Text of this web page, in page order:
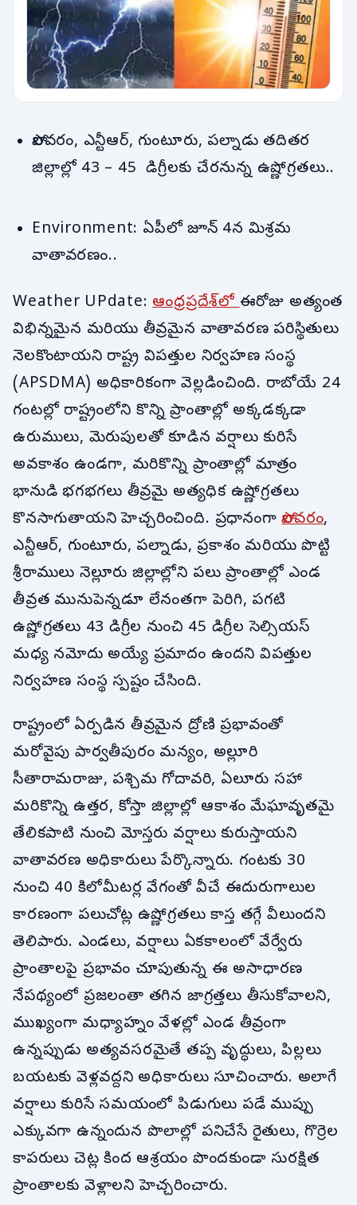
పోలవరం, ఎన్టీఆర్, గుంటూరు, పల్నాడు తదితర
జిల్లాల్లో 43 – 45 డిగ్రీలకు చేరనున్న ఉష్ణోగ్రతలు..
Environment: ఏపీలో జూన్ 4న మిశ్రమ
వాతావరణం..
Weather UPdate:ఆంధ్రప్రదేశ్‌లోఈరోజు అత్యంత
విభిన్నమైన మరియు తీవ్రమైన వాతావరణ పరిస్థితులు
నెలకొంటాయని రాష్ట్ర విపత్తుల నిర్వహణ సంస్థ
(APSDMA) అధికారికంగా వెల్లడించింది. రాబోయే 24
గంటల్లో రాష్ట్రంలోని కొన్ని ప్రాంతాల్లో అక్కడక్కడా
ఉరుములు, మెరుపులతో కూడిన వర్షాలు కురిసే
అవకాశం ఉండగా, మరికొన్ని ప్రాంతాల్లో మాత్రం
భానుడి భగభగలు తీవ్రమై అత్యధిక ఉష్ణోగ్రతలు
కొనసాగుతాయని హెచ్చరించింది. ప్రధానంగాపోలవరం,
ఎన్టీఆర్, గుంటూరు, పల్నాడు, ప్రకాశం మరియు పొట్టి
శ్రీరాములు నెల్లూరు జిల్లాల్లోని పలు ప్రాంతాల్లో ఎండ
తీవ్రత మునుపెన్నడూ లేనంతగా పెరిగి, పగటి
ఉష్ణోగ్రతలు 43 డిగ్రీల నుంచి 45 డిగ్రీల సెల్సియస్
మధ్య నమోదు అయ్యే ప్రమాదం ఉందని విపత్తుల
నిర్వహణ సంస్థ స్పష్టం చేసింది.
రాష్ట్రంలో ఏర్పడిన తీవ్రమైన ద్రోణి ప్రభావంతో
మరోవైపు పార్వతీపురం మన్యం, అల్లూరి
సీతారామరాజు, పశ్చిమ గోదావరి, ఏలూరు సహా
మరికొన్ని ఉత్తర, కోస్తా జిల్లాల్లో ఆకాశం మేఘావృతమై
తేలికపాటి నుంచి మోస్తరు వర్షాలు కురుస్తాయని
వాతావరణ అధికారులు పేర్కొన్నారు. గంటకు 30
నుంచి 40 కిలోమీటర్ల వేగంతో వీచే ఈదురుగాలుల
కారణంగా పలుచోట్ల ఉష్ణోగ్రతలు కాస్త తగ్గే వీలుందని
తెలిపారు. ఎండలు, వర్షాలు ఏకకాలంలో వేర్వేరు
ప్రాంతాలపై ప్రభావం చూపుతున్న ఈ అసాధారణ
నేపథ్యంలో ప్రజలంతా తగిన జాగ్రత్తలు తీసుకోవాలని,
ముఖ్యంగా మధ్యాహ్నం వేళల్లో ఎండ తీవ్రంగా
ఉన్నప్పుడు అత్యవసరమైతే తప్ప వృద్ధులు, పిల్లలు
బయటకు వెళ్లవద్దని అధికారులు సూచించారు. అలాగే
వర్షాలు కురిసే సమయంలో పిడుగులు పడే ముప్పు
ఎక్కువగా ఉన్నందున పొలాల్లో పనిచేసే రైతులు, గొర్రెల
కాపరులు చెట్ల కింద ఆశ్రయం పొందకుండా సురక్షిత
ప్రాంతాలకు వెళ్లాలని హెచ్చరించారు.